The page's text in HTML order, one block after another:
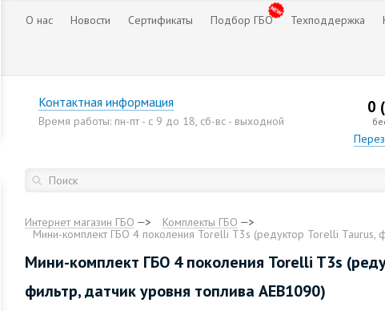
О нас Новости Сертификаты Подбор ГБО Техподдержка
Контактная информация
Время работы: пн-пт - с 9 до 18, сб-вс - выходной
0
Интернет магазин ГБО
Комплекты ГБО
Мини-комплект ГБО 4 поколения Torelli T3s (редуктор Torelli Taurus,
Мини-комплект ГБО 4 поколения Torelli T3s
фильтр, датчик уровня топлива AEB1090)